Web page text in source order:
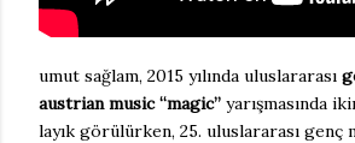
umut sağlam, 2015 yılında uluslararası
austrian music “magic” yarışmasında
layık görülürken, 25. uluslararası genç